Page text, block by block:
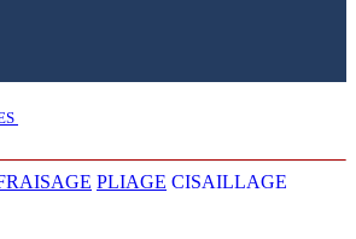
PLIAGE CISAILLAGE